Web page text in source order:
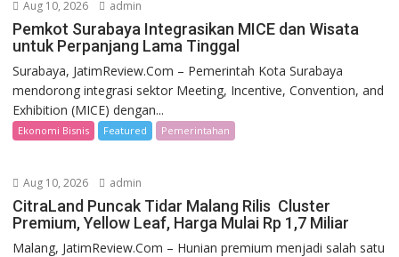
Aug 10, 2026 admin
Pemkot Surabaya Integrasikan MICE dan Wisata
untuk Perpanjang Lama Tinggal
Surabaya, JatimReview.Com – Pemerintah Kota Surabaya
mendorong integrasi sektor Meeting, Incentive, Convention, and
Exhibition (MICE) dengan...
Ekonomi Bisnis Featured Pemerintahan
Aug 10, 2026 admin
CitraLand Puncak Tidar Malang Rilis Cluster
Premium, Yellow Leaf, Harga Mulai Rp 1,7 Miliar
Malang, JatimReview.Com – Hunian premium menjadi salah satu